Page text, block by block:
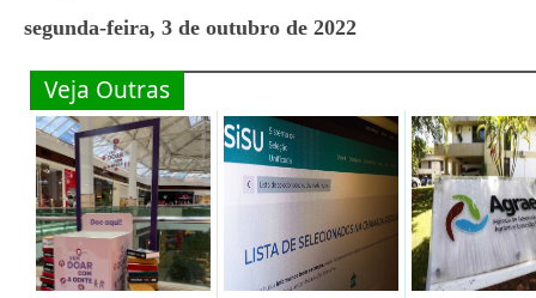
segunda-feira, 3 de outubro de 2022
Veja Outras